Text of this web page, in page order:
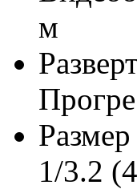
м
1/3.2